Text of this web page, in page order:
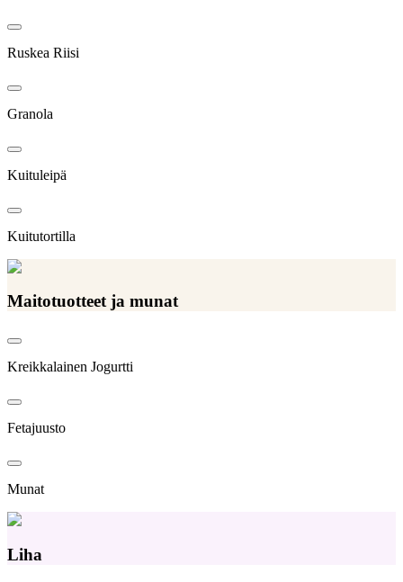
Ruskea Riisi
Granola
Kuituleipä
Kuitutortilla
Maitotuotteet ja munat
Kreikkalainen Jogurtti
Fetajuusto
Munat
Liha